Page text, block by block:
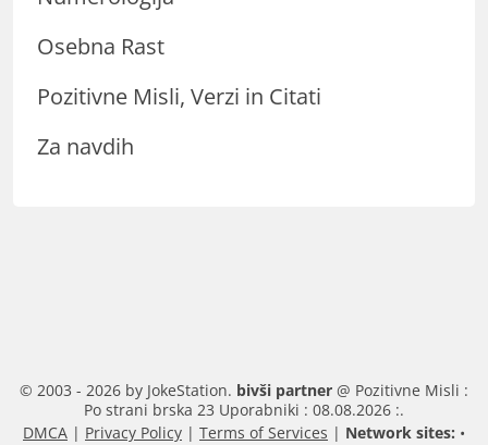
Osebna Rast
Pozitivne Misli, Verzi in Citati
Za navdih
© 2003 - 2026 by JokeStation. bivši partner @ Pozitivne Misli :
Po strani brska 23 Uporabniki : 08.08.2026 :.
DMCA | Privacy Policy | Terms of Services | Network sites: •